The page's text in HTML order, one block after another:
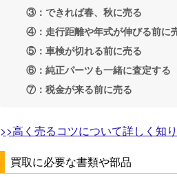
③：できれば春、秋に売る
④：走行距離や年式が伸びる前に
⑤：車検が切れる前に売る
⑥：純正パーツも一緒に査定する
⑦：税金が来る前に売る
>>高く売るコツについて詳しく知
買取に必要な書類や部品